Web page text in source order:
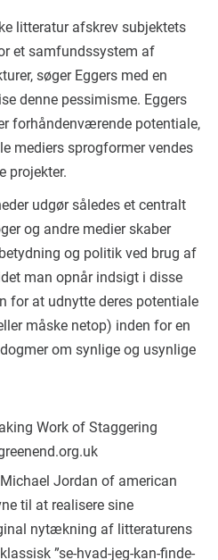
litteratur afskrev subjektets
et samfundssystem af
søger Eggers med en
denne pessimisme. Eggers
forhåndenværende potentiale,
mediers sprogformer vendes
projekter.
udgør således et centralt
og andre medier skaber
og politik ved brug af
man opnår indsigt i disse
for at udnytte deres potentiale
måske netop) inden for en
om synlige og usynlige
Jordan of american
til at realisere sine
nytækning af litteraturens
”se-hvad-jeg-kan-finde-